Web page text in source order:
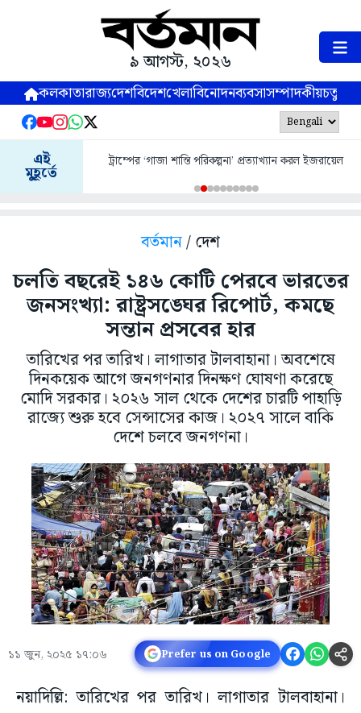
৯ আগস্ট, ২০২৬
কলকাতারাজ্যদেশবিদেশখেলাবিনোদনব্যবসাসম্পাদকীয়
এই
মুহূর্তে
ট্রাম্পের ‘গাজা শান্তি পরিকল্পনা’ প্রত্যাখ্যান করল ইজরায়েল
বর্তমান/ দেশ
চলতি বছরেই ১৪৬ কোটি পেরবে ভারতের
জনসংখ্যা: রাষ্ট্রসঙ্ঘের রিপোর্ট, কমছে
সন্তান প্রসবের হার
তারিখের পর তারিখ। লাগাতার টালবাহানা। অবশেষে
দিনকয়েক আগে জনগণনার দিনক্ষণ ঘোষণা করেছে
মোদি সরকার। ২০২৬ সাল থেকে দেশের চারটি পাহাড়ি
রাজ্যে শুরু হবে সেন্সাসের কাজ। ২০২৭ সালে বাকি
দেশে চলবে জনগণনা।
১১ জুন, ২০২৫ ১৭:০৬ Prefer us on Google
নয়াদিল্লি: তারিখের পর তারিখ। লাগাতার টালবাহানা।